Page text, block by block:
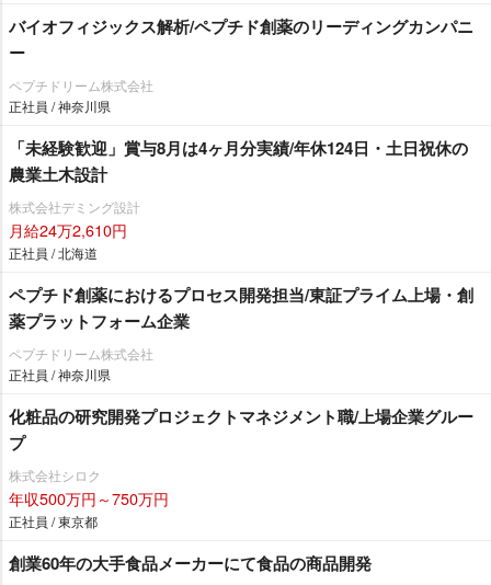
バイオフィジックス解析/ペプチド創薬のリーディングカンパニ
ー
ペプチドリーム株式会社
正社員 / 神奈川県
「未経験歓迎」賞与8月は4ヶ月分実績/年休124日・土日祝休の
農業土木設計
株式会社デミング設計
月給24万2,610円
正社員 / 北海道
ペプチド創薬におけるプロセス開発担当/東証プライム上場・創
薬プラットフォーム企業
ペプチドリーム株式会社
正社員 / 神奈川県
化粧品の研究開発プロジェクトマネジメント職/上場企業グルー
プ
株式会社シロク
年収500万円～750万円
正社員 / 東京都
創業60年の大手食品メーカーにて食品の商品開発